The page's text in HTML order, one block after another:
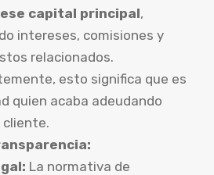
capital principal,
intereses, comisiones y
relacionados.
esto significa que es
quien acaba adeudando
cliente.
La normativa de